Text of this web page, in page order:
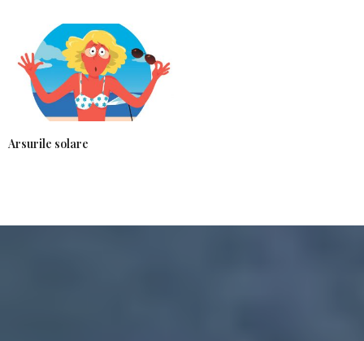
Arsurile solare